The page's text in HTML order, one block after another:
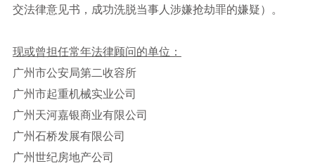
交法律意见书，成功洗脱当事人涉嫌抢劫罪的嫌疑）。
现或曾担任常年法律顾问的单位：
广州市公安局第二收容所
广州市起重机械实业公司
广州天河嘉银商业有限公司
广州石桥发展有限公司
广州世纪房地产公司